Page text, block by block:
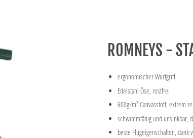
ROMNEYS -
ergonomischer Wurfgriff
Edelstahl Öse, rostfrei
600g/m² Canvasstoff, extrem
schwimmfähig und unsinkbar,
beste Flugeigenschaften, dank